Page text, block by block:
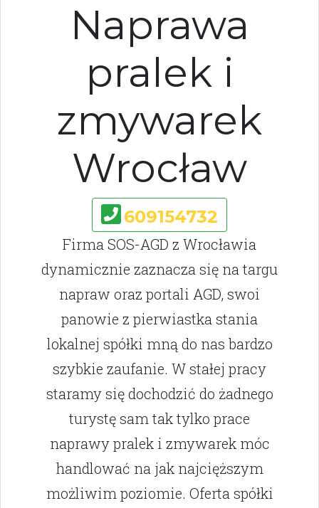
Naprawa
pralek i
zmywarek
Wrocław
609154732
Firma SOS-AGD z Wrocławia
dynamicznie zaznacza się na targu
napraw oraz portali AGD, swoi
panowie z pierwiastka stania
lokalnej spółki mną do nas bardzo
szybkie zaufanie. W stałej pracy
staramy się dochodzić do żadnego
turystę sam tak tylko prace
naprawy pralek i zmywarek móc
handlować na jak najcięższym
możliwim poziomie. Oferta spółki